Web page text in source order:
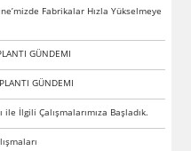
Fabrikalar Hızla Yükselmeye
GÜNDEMI
GÜNDEMI
İlgili Çalışmalarımıza Başladık.